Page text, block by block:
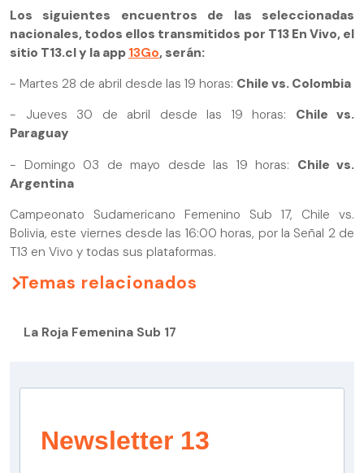
Los siguientes encuentros de las seleccionadas
nacionales, todos ellos transmitidos por T13 En Vivo, el
sitio T13.cl y la app 13Go, serán:
- Martes 28 de abril desde las 19 horas: Chile vs. Colombia
- Jueves 30 de abril desde las 19 horas: Chile vs.
Paraguay
- Domingo 03 de mayo desde las 19 horas: Chile vs.
Argentina
Campeonato Sudamericano Femenino Sub 17, Chile vs.
Bolivia, este viernes desde las 16:00 horas, por la Señal 2 de
T13 en Vivo y todas sus plataformas.
Temas relacionados
La Roja Femenina Sub 17
Newsletter 13